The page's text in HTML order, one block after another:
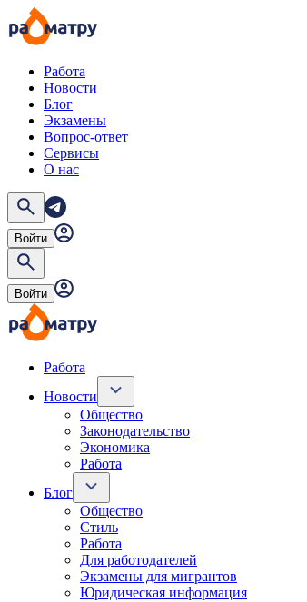
Работа
Новости
Блог
Экзамены
Вопрос-ответ
Сервисы
О нас
Войти
Войти
Работа
Новости
Общество
Законодательство
Экономика
Работа
Блог
Общество
Стиль
Работа
Для работодателей
Экзамены для мигрантов
Юридическая информация